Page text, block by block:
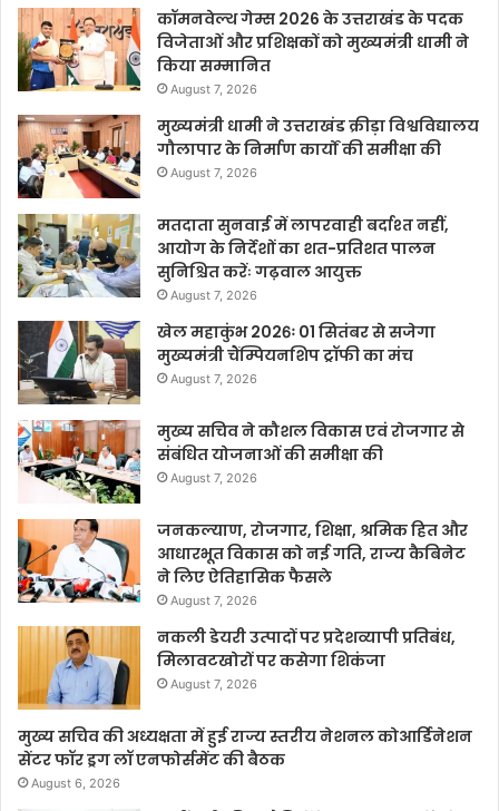
कॉमनवेल्थ गेम्स 2026 के उत्तराखंड के पदक
विजेताओं और प्रशिक्षकों को मुख्यमंत्री धामी ने
किया सम्मानित
August 7, 2026
मुख्यमंत्री धामी ने उत्तराखंड क्रीड़ा विश्वविद्यालय
गौलापार के निर्माण कार्यों की समीक्षा की
August 7, 2026
मतदाता सुनवाई में लापरवाही बर्दाश्त नहीं,
आयोग के निर्देशों का शत-प्रतिशत पालन
सुनिश्चित करेंः गढ़वाल आयुक्त
August 7, 2026
खेल महाकुंभ 2026ः 01 सितंबर से सजेगा
मुख्यमंत्री चैंम्पियनशिप ट्रॉफी का मंच
August 7, 2026
मुख्य सचिव ने कौशल विकास एवं रोजगार से
संबंधित योजनाओं की समीक्षा की
August 7, 2026
जनकल्याण, रोजगार, शिक्षा, श्रमिक हित और
आधारभूत विकास को नई गति, राज्य कैबिनेट
ने लिए ऐतिहासिक फैसले
August 7, 2026
नकली डेयरी उत्पादों पर प्रदेशव्यापी प्रतिबंध,
मिलावटखोरों पर कसेगा शिकंजा
August 7, 2026
मुख्य सचिव की अध्यक्षता में हुई राज्य स्तरीय नेशनल कोआर्डिनेशन
सेंटर फॉर ड्रग लॉ एनफोर्समेंट की बैठक
August 6, 2026